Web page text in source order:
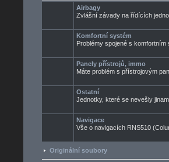
Airbagy
Zvlášní závady na řídících
Komfortní systém
Problémy spojené s komfortním
Panely přístrojů, immo
Máte problém s přístrojovým
Ostatní
Jednotky, které se nevešly
Navigace
Vše o navigacích RNS510
Originální soubory